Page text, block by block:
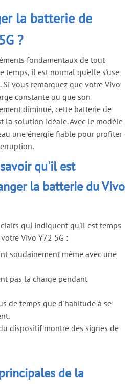
la batterie de
?
fondamentaux de tout
temps, il est normal qu'elle s'use
vous remarquez que votre Vivo
constante ou que son
diminué, cette batterie de
la solution idéale. Avec le modèle
une énergie fiable pour profiter
qu'il est
la batterie du Vivo
qui indiquent qu'il est temps
Vivo Y72 5G :
soudainement même avec une
pas la charge pendant
de temps que d'habitude à se
dispositif montre des signes de
de la